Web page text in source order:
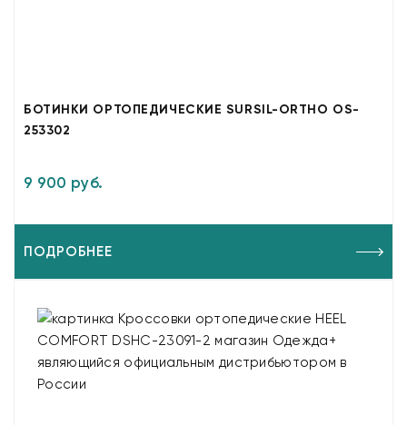
БОТИНКИ ОРТОПЕДИЧЕСКИЕ SURSIL-ORTHO OS-
253302
9 900 руб.
ПОДРОБНЕЕ